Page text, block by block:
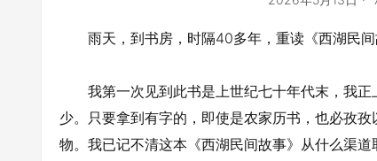
雨天，到书房，时隔40多年，重读《西湖民间
我第一次见到此书是上世纪七十年代末，我正
少。只要拿到有字的，即使是农家历书，也必孜
物。我已记不清这本《西湖民间故事》从什么渠